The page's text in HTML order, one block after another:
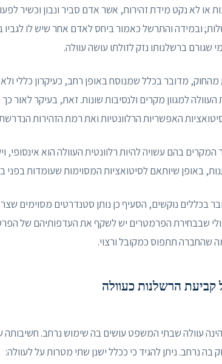
או לא נקט מידת זהירות, אשר אדם סביר ונבון וכשיר
ובמידה והתרשל כאמור ביחס לאדם אחר שיש לו לגביו
שגורם ברשלנותו נזק לזולתו עושה עוולה.
מהחוק, מדובר בכלל שמנוסח באופן רחב, כעיקרון כללי
למגוון מקרים ולנסיבות שונות. זאת, בעיקר לאור
האפשריות הרלוונטיות ואת רמת הזהירות
בהם עשויה להיות רלוונטית העוולה הוא
באופן שיותאם לסיטואציות המסוימות שעומדות
בכללים נוקשים, הסעיף כן נותן סטנדרטים מסוימים
שבבחירת הפרמטרים יש לשקף את העדפותיהם של
שהחברה תתפוס כמקובל ורצוי.
הרשלנות כעוולה
עוולה שבתי המשפט עושים בה שימוש נרחב. חשיבותה
בה נרחב. ניתן להגיד כי ככלל ישנן שתי מטרות על לעוולה: